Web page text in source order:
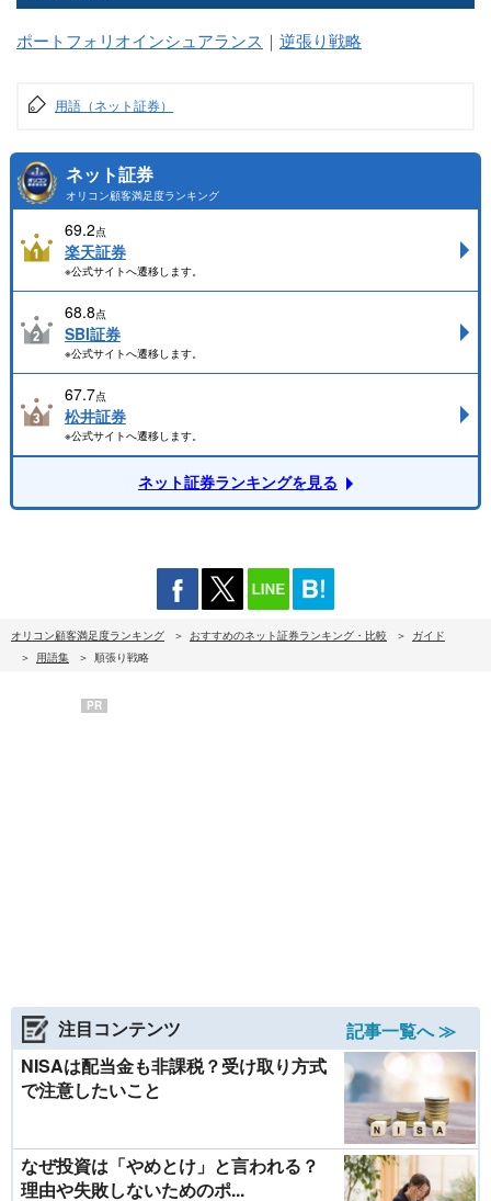
ポートフォリオインシュアランス ｜ 逆張り戦略
用語（ネット証券）
ネット証券
オリコン顧客満足度ランキング
69.2点
楽天証券
※公式サイトへ遷移します。
68.8点
SBI証券
※公式サイトへ遷移します。
67.7点
松井証券
※公式サイトへ遷移します。
ネット証券ランキングを見る
オリコン顧客満足度ランキング おすすめのネット証券ランキング・比較
ガイド
用語集
順張り戦略
PR
注目コンテンツ
記事一覧へ ≫
NISAは配当金も非課税？受け取り方式
で注意したいこと
なぜ投資は「やめとけ」と言われる？
理由や失敗しないためのポ...